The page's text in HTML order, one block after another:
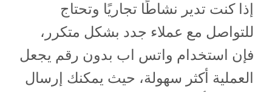
إذا كنت تدير نشاطًا تجاريًا وتحتاج
للتواصل مع عملاء جدد بشكل متكرر،
فإن استخدام واتس اب بدون رقم يجعل
العملية أكثر سهولة، حيث يمكنك إرسال